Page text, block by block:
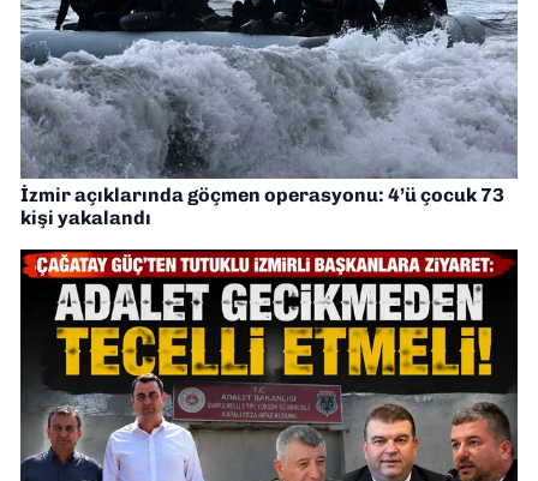
İzmir açıklarında göçmen operasyonu: 4’ü çocuk 73
kişi yakalandı